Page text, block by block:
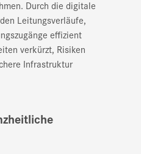
Durch die digitale
Leitungsverläufe,
effizient
verkürzt, Risiken
Infrastruktur